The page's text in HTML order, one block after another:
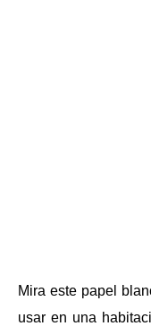
Mira este papel
usar en una